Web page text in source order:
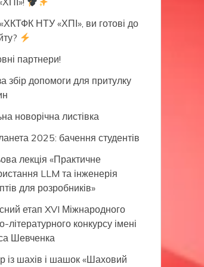
НТУ «ХПІ», ви готові до
партнери!
збір допомоги для притулку
новорічна листівка
2025: бачення студентів
лекція «Практичне
LLM та інженерія
для розробників»
етап XVI Міжнародного
літературного конкурсу імені
Шевченка
із шахів і шашок «Шаховий